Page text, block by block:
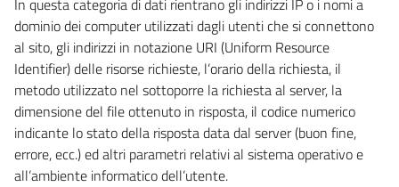
In questa categoria di dati rientrano gli indirizzi IP o i nomi a
dominio dei computer utilizzati dagli utenti che si connettono
al sito, gli indirizzi in notazione URI (Uniform Resource
Identifier) delle risorse richieste, l’orario della richiesta, il
metodo utilizzato nel sottoporre la richiesta al server, la
dimensione del file ottenuto in risposta, il codice numerico
indicante lo stato della risposta data dal server (buon fine,
errore, ecc.) ed altri parametri relativi al sistema operativo e
all’ambiente informatico dell’utente.